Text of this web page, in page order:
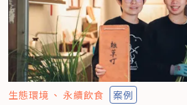
生態環境 永續飲食 案例